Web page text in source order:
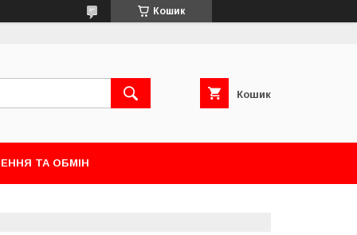
Кошик
Кошик
ТА ОБМІН